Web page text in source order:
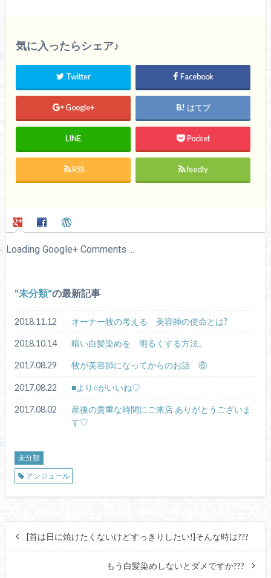
気に入ったらシェア♪
Twitter Facebook
Google+ はてブ
LINE Pocket
RSS feedly
Loading Google+ Comments ...
未分類 の最新記事
2018.11.12 オーナー牧の考える 美容師の使命とは?
2018.10.14 暗い白髪染めを 明るくする方法。
2017.08.29 牧が美容師になってからのお話 ⑥
2017.08.22 ■より○がいいね♡
2017.08.02
産後の貴重な時間にご来店 ありがとうございま
す♡
未分類
アンジュール
[首は日に焼けたくないけどすっきりしたい!]そんな時は???
もう白髪染めしないとダメですか???